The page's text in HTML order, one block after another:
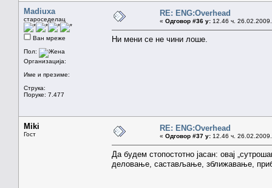
Madiuxa
староседелац
Ван мреже
Пол:
Организација:
Име и презиме:
Струка:
Поруке: 7.477
RE: ENG:Overhead
« Одговор #36 у: 12.46 ч.
Ни мени се не чини лоше.
Miki
Гост
RE: ENG:Overhead
« Одговор #37 у: 12.46 ч.
Да будем стопостотно јасан: овај
деловање, састављање, зближавање,